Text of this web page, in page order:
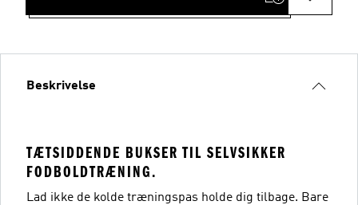
Beskrivelse
TÆTSIDDENDE BUKSER TIL SELVSIKKER
FODBOLDTRÆNING.
Lad ikke de kolde træningspas holde dig tilbage. Bare